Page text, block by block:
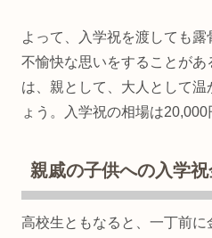
よって、入学祝を渡しても露
不愉快な思いをすることがあ
は、親として、大人として
ょう。入学祝の相場は20,000
親戚の子供への入学祝
高校生ともなると、一丁前